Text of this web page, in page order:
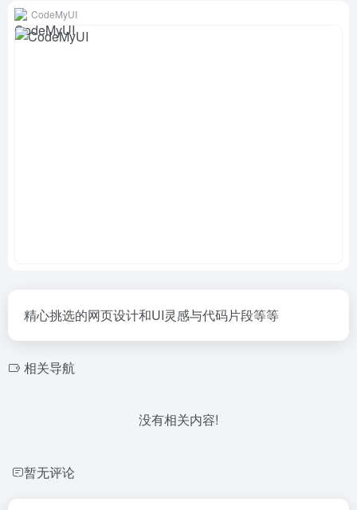
CodeMyUI
精心挑选的网页设计和UI灵感与代码片段等等
相关导航
没有相关内容!
暂无评论